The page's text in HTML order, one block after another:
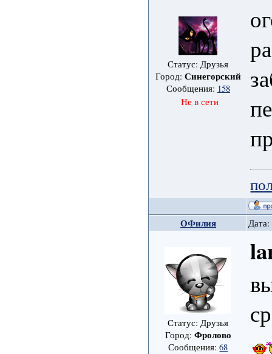
Статус: Друзья
Город: Синегорский
Сообщения: 158
Не в сети
ОФилия
Статус: Друзья
Город: Фролово
Сообщения:68